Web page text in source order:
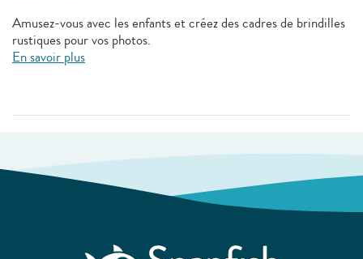
Amusez-vous avec les enfants et créez des cadres de brindilles
rustiques pour vos photos.
En savoir plus